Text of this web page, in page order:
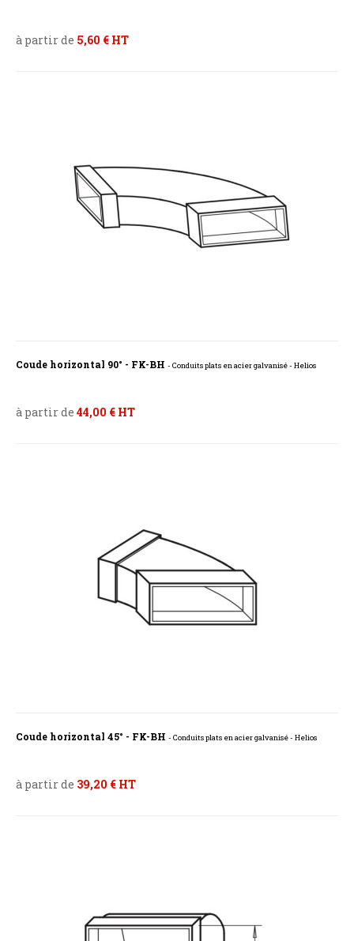
à partir de 5,60 € HT
Coude horizontal 90° - FK-BH - Conduits plats en acier galvanisé - Helios
à partir de 44,00 € HT
Coude horizontal 45° - FK-BH - Conduits plats en acier galvanisé - Helios
à partir de 39,20 € HT